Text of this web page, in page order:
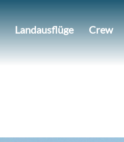
Landausflüge Crew